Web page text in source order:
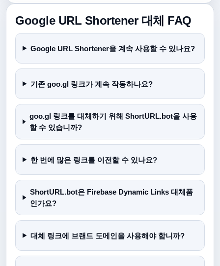
Google URL Shortener 대체 FAQ
Google URL Shortener을 계속 사용할 수 있나요?
기존 goo.gl 링크가 계속 작동하나요?
goo.gl 링크를 대체하기 위해 ShortURL.bot을 사용
할 수 있습니까?
한 번에 많은 링크를 이전할 수 있나요?
ShortURL.bot은 Firebase Dynamic Links 대체품
인가요?
대체 링크에 브랜드 도메인을 사용해야 합니까?